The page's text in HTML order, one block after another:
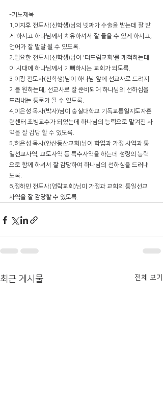
-기도제목
1.이지후 전도사(신학생)님의 넷째가 수술을 받는데 잘 받
게 하시고 하나님께서 치유하셔서 잘 들을 수 있게 하시고,
언어가 잘 발달 될 수 있도록.
2.엄요한 전도사(신학생)님이 '더드림교회'를 개척하는데
이 시대에 하나님께서 기뻐하시는 교회가 되도록.
3.이광 전도사(신학생)님이 하나님 앞에 선교사로 드려지
기를 원하는데, 선교사로 잘 준비되어 하나님의 선하심을
드러내는 통로가 될 수 있도록.
4.이은성 목사(박사)님이 숭실대학교 기독교통일지도자훈
련센터 초빙교수가 되었는데 하나님의 능력으로 맡겨진 사
역을 잘 감당 할 수 있도록.
5.허은성 목사(안산동산교회)님이 학업과 가정 사역과 통
일선교사역, 교도사역 등 특수사역을 하는데 성령의 능력
으로 함께 하셔서 잘 감당하여 하나님의 선하심을 드러내
도록.
6.정하민 전도사(영락교회)님이 가정과 교회의 통일선교
사역을 잘 감당할 수 있도록.
최근 게시물 전체 보기